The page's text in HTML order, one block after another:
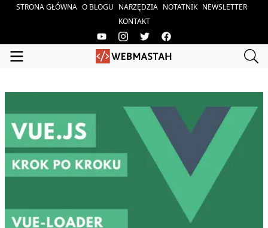
STRONA GŁÓWNA O BLOGU NARZĘDZIA NOTATNIK NEWSLETTER
KONTAKT